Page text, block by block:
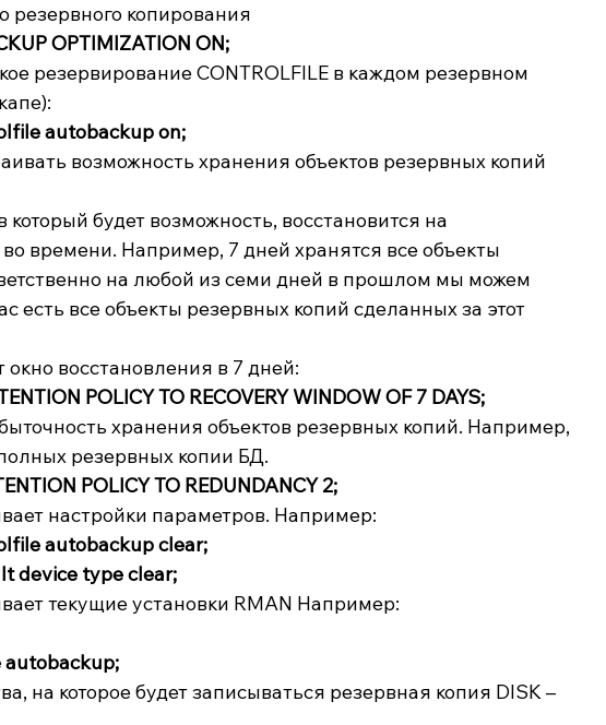
копирования
OPTIMIZATION ON;
резервирование CONTROLFILE в каждом резервном
autobackup on;
возможность хранения объектов резервных копий
будет возможность, восстановится на
времени. Например, 7 дней хранятся все объекты
на любой из семи дней в прошлом мы можем
есть все объекты резервных копий сделанных за этот
восстановления в 7 дней:
POLICY TO RECOVERY WINDOW OF 7 DAYS;
хранения объектов резервных копий. Например,
резервных копии БД.
POLICY TO REDUNDANCY 2;
настройки параметров. Например:
autobackup clear;
device type clear;
текущие установки RMAN Например:
autobackup;
на которое будет записываться резервная копия DISK –